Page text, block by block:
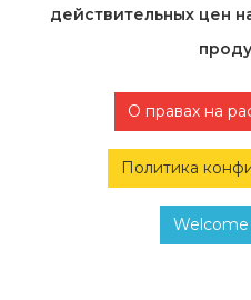
действительных цен
О правах на
Политика